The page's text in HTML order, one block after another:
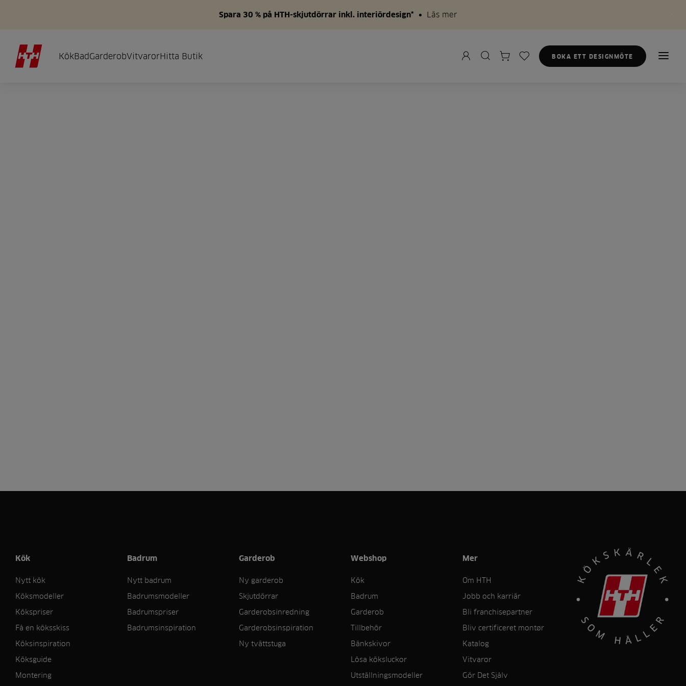
Spara 30 % på HTH-skjutdörrar inkl. interiördesign* Läs mer
KökBadGarderobVitvarorHitta Butik BOKA ETT DESIGNMÖTE
Kök
Nytt kök
Köksmodeller
Kökspriser
Få en köksskiss
Köksinspiration
Köksguide
Montering
Badrum
Nytt badrum
Badrumsmodeller
Badrumspriser
Badrumsinspiration
Garderob
Ny garderob
Skjutdörrar
Garderobsinredning
Garderobsinspiration
Ny tvättstuga
Webshop
Kök
Badrum
Garderob
Tillbehör
Bänkskivor
Lösa köksluckor
Utställningsmodeller
Mer
Om HTH
Jobb och karriär
Bli franchisepartner
Bliv certificeret montør
Katalog
Vitvaror
Gör Det Sjålv